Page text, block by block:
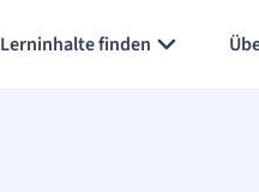
Lerninhalte finden